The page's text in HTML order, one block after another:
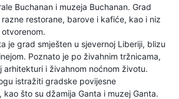
Buchanan i muzeja Buchanan. Grad
restorane, barove i kafiće, kao i niz
je grad smješten u sjevernoj Liberiji, blizu
Poznato je po živahnim tržnicama,
arhitekturi i živahnom noćnom životu.
istražiti gradske povijesne
kao što su džamija Ganta i muzej Ganta.